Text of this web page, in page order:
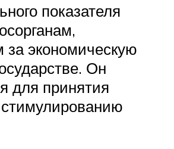
показателя
экономическую
Он
для принятия